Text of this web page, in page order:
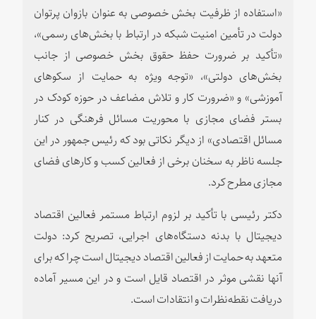
«استفاده از ظرفیت بخش خصوصی به عنوان بازوان پرتوان
دولت در تأمین امنیت شبکه در ارتباط با بخش‌های رسمی»،
«تأکید بر ضرورت حفظ حقوق بخش خصوصی از جانب
بخش‌های دولتی»، «توجه ویژه به حمایت از سکوهای
آموزشی» و «ضرورت کار و تلاش مضاعف در حوزه کودک در
بستر فضای مجازی با محوریت مسائل فرهنگی در کنار
مسائل اقتصادی» از دیگر نکاتی بود که رئیس جمهور در این
جلسه ناظر به سخنان برخی از فعالین کسب و کارهای فضای
مجازی مطرح کرد.
دکتر رئیسی با تأکید بر لزوم ارتباط مستمر فعالین اقتصاد
دیجیتال با بدنه دستگاه‌های اجرایی، تصریح کرد: دولت
متعهد به حمایت از فعالین اقتصاد دیجیتال است چرا که برای
آنها نقشی موثر در اقتصاد قایل است و در این مسیر آماده
دریافت نقطه‌نظرات و انتقادات است.